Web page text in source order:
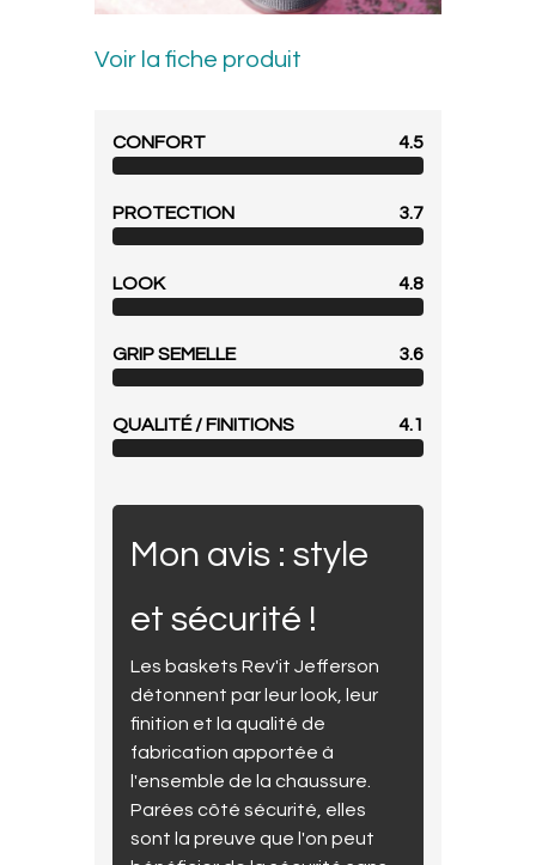
Voir la fiche produit
CONFORT 4.5
PROTECTION 3.7
LOOK 4.8
GRIP SEMELLE 3.6
QUALITÉ / FINITIONS 4.1
Mon avis : style
et sécurité !
Les baskets Rev'it Jefferson
détonnent par leur look, leur
finition et la qualité de
fabrication apportée à
l'ensemble de la chaussure.
Parées côté sécurité, elles
sont la preuve que l'on peut